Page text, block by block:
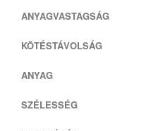
ANYAGVASTAGSÁG
KÖTÉSTÁVOLSÁG
ANYAG
SZÉLESSÉG